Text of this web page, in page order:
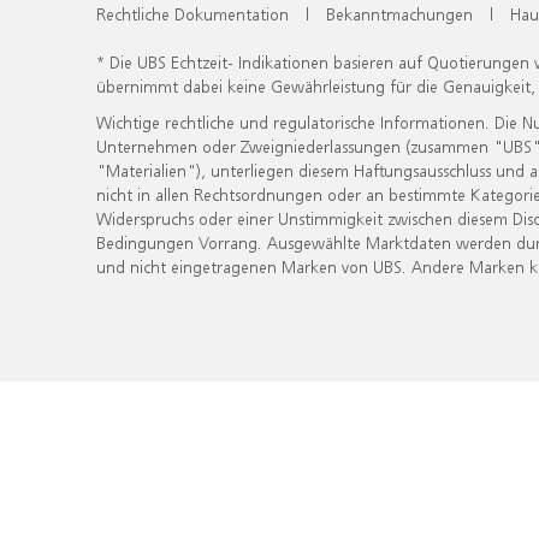
Rechtliche Dokumentation | Bekanntmachungen |
* Die UBS Echtzeit- Indikationen basieren auf
übernimmt dabei keine Gewährleistung für die
Wichtige rechtliche und regulatorische Informationen. Die
Unternehmen oder Zweigniederlassungen (zusammen
"Materialien"), unterliegen diesem Haftungsausschluss
nicht in allen Rechtsordnungen oder an bestimmte
Widerspruchs oder einer Unstimmigkeit zwischen diesem
Bedingungen Vorrang. Ausgewählte Marktdaten werden
und nicht eingetragenen Marken von UBS. Andere Marken